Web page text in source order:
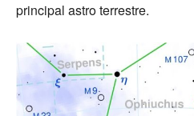
principal astro terrestre.